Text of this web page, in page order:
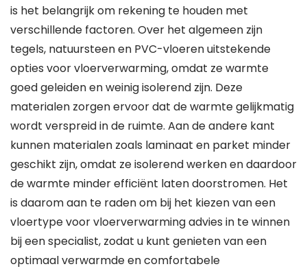
is het belangrijk om rekening te houden met
verschillende factoren. Over het algemeen zijn
tegels, natuursteen en PVC-vloeren uitstekende
opties voor vloerverwarming, omdat ze warmte
goed geleiden en weinig isolerend zijn. Deze
materialen zorgen ervoor dat de warmte gelijkmatig
wordt verspreid in de ruimte. Aan de andere kant
kunnen materialen zoals laminaat en parket minder
geschikt zijn, omdat ze isolerend werken en daardoor
de warmte minder efficiënt laten doorstromen. Het
is daarom aan te raden om bij het kiezen van een
vloertype voor vloerverwarming advies in te winnen
bij een specialist, zodat u kunt genieten van een
optimaal verwarmde en comfortabele